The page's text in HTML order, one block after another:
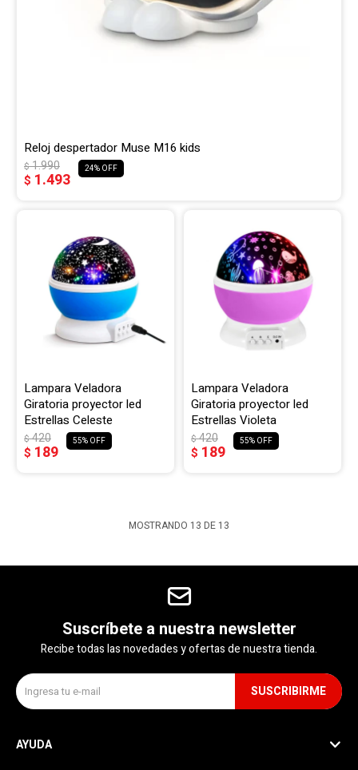
Reloj despertador Muse M16 kids
$ 1.493
$1.990 24
Lampara Veladora
Giratoria proyector led
Estrellas Celeste
$ 189
$420 55
Lampara Veladora
Giratoria proyector led
Estrellas Violeta
$ 189
$420 55
MOSTRANDO 13 DE 13
Suscríbete a nuestra newsletter
Recibe todas las novedades y ofertas de nuestra tienda.
SUSCRIBIRME
AYUDA